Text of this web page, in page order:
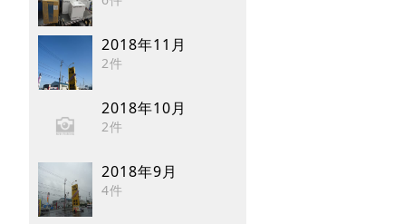
2018年11月
2件
2018年10月
2件
2018年9月
4件